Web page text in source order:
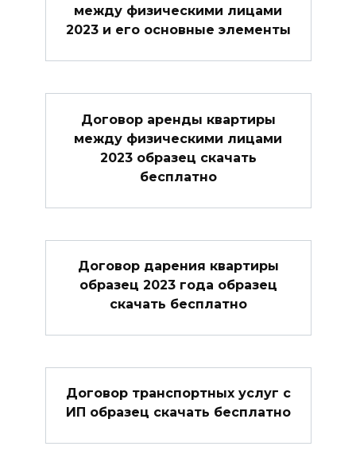
между физическими лицами
2023 и его основные элементы
Договор аренды квартиры
между физическими лицами
2023 образец скачать
бесплатно
Договор дарения квартиры
образец 2023 года образец
скачать бесплатно
Договор транспортных услуг с
ИП образец скачать бесплатно